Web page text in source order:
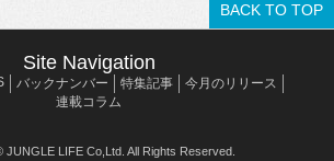
BACK TO TOP
Site Navigation
バックナンバー 特集記事
今月のリリース
連載コラム
JUNGLE LIFE Co,Ltd. All Rights Reserved.